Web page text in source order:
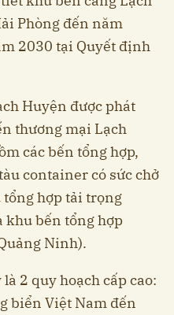
Phòng đến năm
2030 tại Quyết định
Huyện được phát
thương mại Lạch
các bến tổng hợp,
container có sức chở
tổng hợp tải trọng
khu bến tổng hợp
Ninh).
2 quy hoạch cấp cao:
biển Việt Nam đến